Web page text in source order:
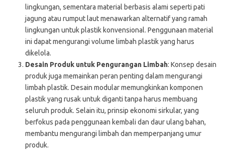
lingkungan, sementara material berbasis alami seperti pati
jagung atau rumput laut menawarkan alternatif yang ramah
lingkungan untuk plastik konvensional. Penggunaan material
ini dapat mengurangi volume limbah plastik yang harus
dikelola.
Desain Produk untuk Pengurangan Limbah: Konsep desain
produk juga memainkan peran penting dalam mengurangi
limbah plastik. Desain modular memungkinkan komponen
plastik yang rusak untuk diganti tanpa harus membuang
seluruh produk. Selain itu, prinsip ekonomi sirkular, yang
berfokus pada penggunaan kembali dan daur ulang bahan,
membantu mengurangi limbah dan memperpanjang umur
produk.